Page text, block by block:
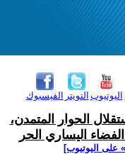
الفيسبوك التويتر اليوتيوب
الحوار المتمدن،
اليساري الحر
على اليوتيوب]